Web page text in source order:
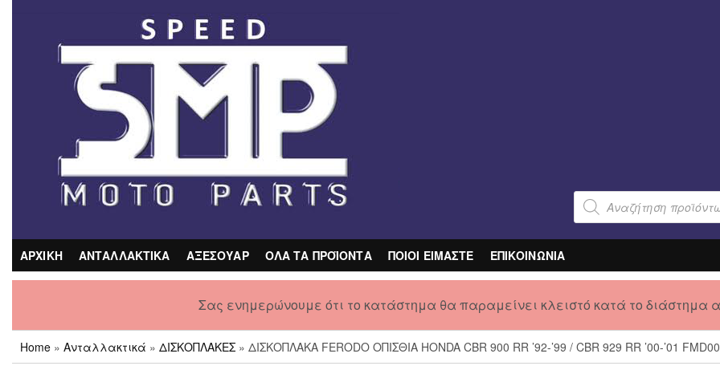
Products
search
ΑΡΧΙΚΗ ΑΝΤΑΛΛΑΚΤΙΚΑ ΑΞΕΣΟΥΑΡ ΟΛΑ ΤΑ ΠΡΟΪΟΝΤΑ ΠΟΙΟΙ ΕΙΜΑΣΤΕ ΕΠΙΚΟΙΝΩΝΙΑ
Σας ενημερώνουμε ότι το κατάστημα θα παραμείνει κλειστό κατά το διάστημα
Home » Ανταλλακτικά » ΔΙΣΚΟΠΛΑΚΕΣ » ΔΙΣΚΟΠΛΑΚΑ FERODO ΟΠΙΣΘΙΑ HONDA CBR 900 RR ’92-’99 / CBR 929 RR ’00-’01